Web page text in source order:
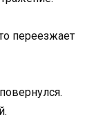
переезжает